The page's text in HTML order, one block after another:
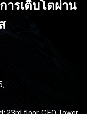
ารเติบโตผ่าน